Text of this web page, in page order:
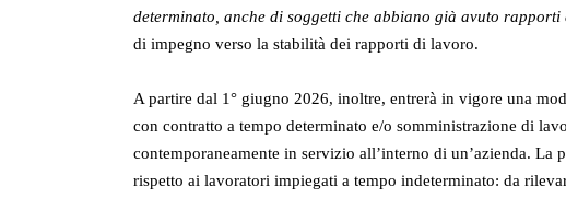
determinato, anche di soggetti che abbiano già avuto
di impegno verso la stabilità dei rapporti di lavoro.
A partire dal 1° giugno 2026, inoltre, entrerà in vigore una
con contratto a tempo determinato e/o somministrazione di
contemporaneamente in servizio all’interno di un’azienda. La
rispetto ai lavoratori impiegati a tempo indeterminato: da